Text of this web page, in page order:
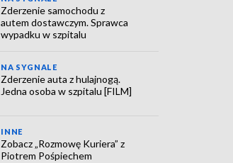
Zderzenie samochodu z
autem dostawczym. Sprawca
wypadku w szpitalu
NA SYGNALE
Zderzenie auta z hulajnogą.
Jedna osoba w szpitalu [FILM]
INNE
Zobacz „Rozmowę Kuriera” z
Piotrem Pośpiechem